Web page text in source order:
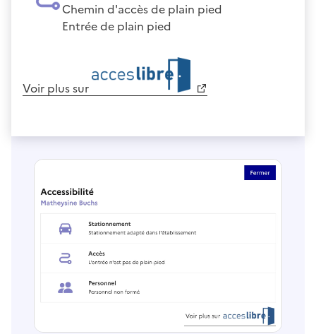
Chemin d'accès de plain pied
Entrée de plain pied
Voir plus sur